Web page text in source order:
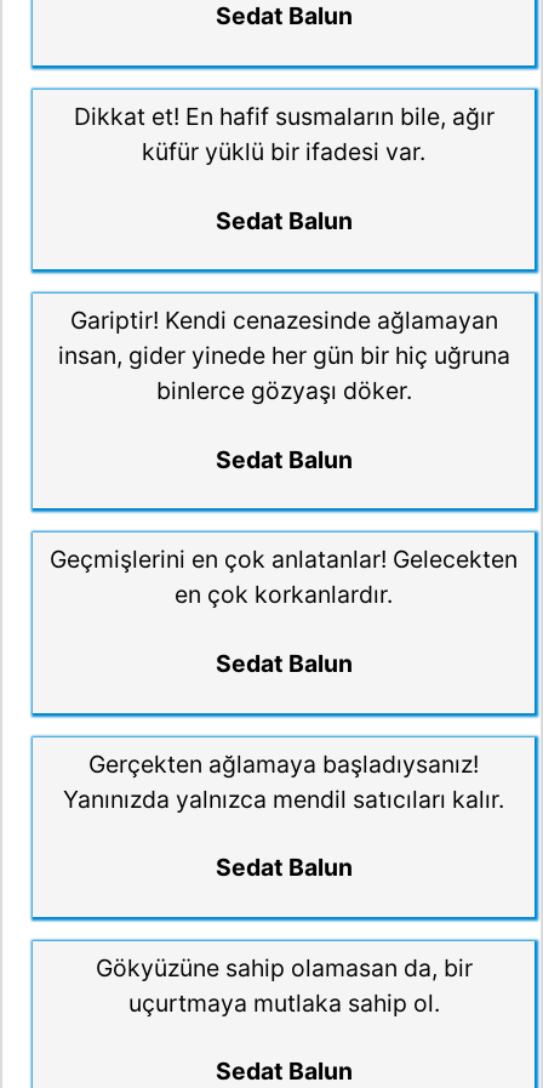
Sedat Balun
Dikkat et! En hafif susmaların bile, ağır
küfür yüklü bir ifadesi var.
Sedat Balun
Gariptir! Kendi cenazesinde ağlamayan
insan, gider yinede her gün bir hiç uğruna
binlerce gözyaşı döker.
Sedat Balun
Geçmişlerini en çok anlatanlar! Gelecekten
en çok korkanlardır.
Sedat Balun
Gerçekten ağlamaya başladıysanız!
Yanınızda yalnızca mendil satıcıları kalır.
Sedat Balun
Gökyüzüne sahip olamasan da, bir
uçurtmaya mutlaka sahip ol.
Sedat Balun